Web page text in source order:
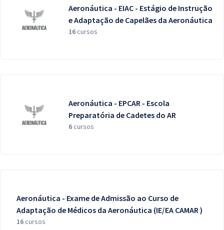
Aeronáutica - EIAC - Estágio de Instrução
e Adaptação de Capelães da Aeronáutica
16cursos
Aeronáutica - EPCAR - Escola
Preparatória de Cadetes do AR
6cursos
Aeronáutica - Exame de Admissão ao Curso de
Adaptação de Médicos da Aeronáutica (IE/EA CAMAR )
16cursos